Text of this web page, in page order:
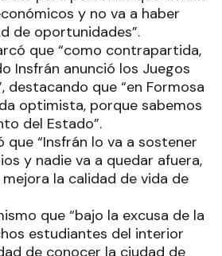
y no va a haber
de oportunidades”.
que “como contrapartida,
Insfrán anunció los Juegos
destacando que “en Formosa
optimista, porque sabemos
del Estado”.
que “Insfrán lo va a sostener
y nadie va a quedar afuera,
la calidad de vida de
que “bajo la excusa de la
estudiantes del interior